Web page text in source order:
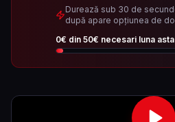
Durează sub 30 de
după apare opțiunea de
0€ din 50€ necesari luna asta